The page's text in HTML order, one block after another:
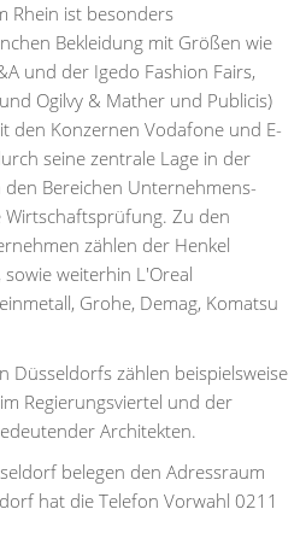
Rhein ist besonders
Bekleidung mit Größen wie
und der Igedo Fashion Fairs,
Ogilvy & Mather und Publicis)
den Konzernen Vodafone und E-
seine zentrale Lage in der
den Bereichen Unternehmens-
Zu den
zählen der Henkel
weiterhin L'Oreal
Grohe, Demag, Komatsu
Düsseldorfs zählen beispielsweise
Regierungsviertel und der
Architekten.
belegen den Adressraum
hat die Telefon Vorwahl 0211